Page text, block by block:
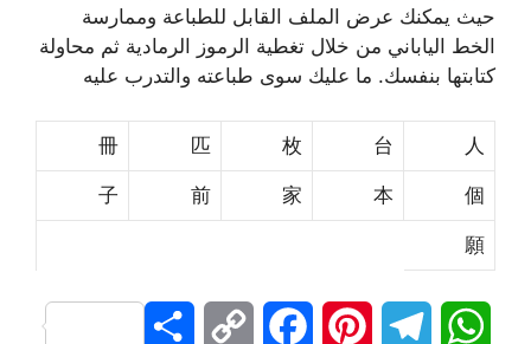
حيث يمكنك عرض الملف القابل للطباعة وممارسة
الخط الياباني من خلال تغطية الرموز الرمادية ثم محاولة
كتابتها بنفسك. ما عليك سوى طباعته والتدرب عليه
人
台
枚
匹
冊
個
本
家
前
子
願
W
T
P
F
C